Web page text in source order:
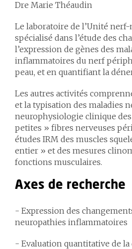
Dre Marie Théaudin
Le laboratoire de l’Unité
spécialisé dans l’étude des
l’expression de gènes des
inflammatoires du nerf
peau, et en quantifiant la
Les autres activités
et la typisation des maladies
neurophysiologie clinique
petites » fibres nerveuses
études IRM des muscles
entier » et des mesures
fonctions musculaires.
Axes de recherche
- Expression des
neuropathies inflammatoires
- Evaluation quantitative de